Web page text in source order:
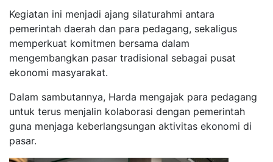
Kegiatan ini menjadi ajang silaturahmi antara
pemerintah daerah dan para pedagang, sekaligus
memperkuat komitmen bersama dalam
mengembangkan pasar tradisional sebagai pusat
ekonomi masyarakat.
Dalam sambutannya, Harda mengajak para pedagang
untuk terus menjalin kolaborasi dengan pemerintah
guna menjaga keberlangsungan aktivitas ekonomi di
pasar.